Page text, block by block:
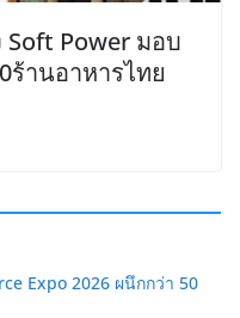
Power มอบ
ร้านอาหารไทย
Expo 2026 ผนึกกว่า 50